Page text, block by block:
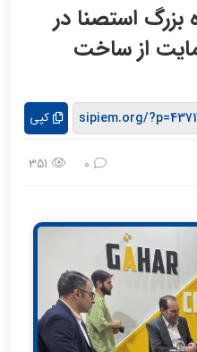
بزرگ استصنا در
از ساخت
کپی
0
351